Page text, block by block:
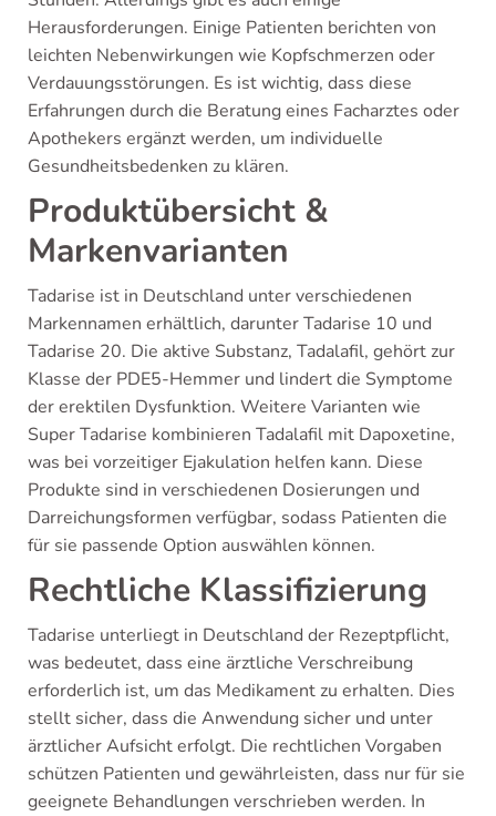
Herausforderungen. Einige Patienten berichten von
leichten Nebenwirkungen wie Kopfschmerzen oder
Verdauungsstörungen. Es ist wichtig, dass diese
Erfahrungen durch die Beratung eines Facharztes oder
Apothekers ergänzt werden, um individuelle
Gesundheitsbedenken zu klären.
Produktübersicht &
Markenvarianten
Tadarise ist in Deutschland unter verschiedenen
Markennamen erhältlich, darunter Tadarise 10 und
Tadarise 20. Die aktive Substanz, Tadalafil, gehört zur
Klasse der PDE5-Hemmer und lindert die Symptome
der erektilen Dysfunktion. Weitere Varianten wie
Super Tadarise kombinieren Tadalafil mit Dapoxetine,
was bei vorzeitiger Ejakulation helfen kann. Diese
Produkte sind in verschiedenen Dosierungen und
Darreichungsformen verfügbar, sodass Patienten die
für sie passende Option auswählen können.
Rechtliche Klassifizierung
Tadarise unterliegt in Deutschland der Rezeptpflicht,
was bedeutet, dass eine ärztliche Verschreibung
erforderlich ist, um das Medikament zu erhalten. Dies
stellt sicher, dass die Anwendung sicher und unter
ärztlicher Aufsicht erfolgt. Die rechtlichen Vorgaben
schützen Patienten und gewährleisten, dass nur für sie
geeignete Behandlungen verschrieben werden. In